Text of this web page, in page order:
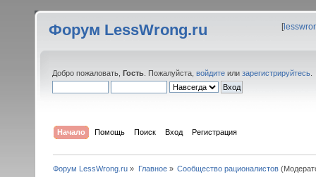
Форум LessWrong.ru [
Добро пожаловать, Гость . Пожалуйста, войдите или зарегистрируйтесь
Начало Помощь Поиск Вход Регистрация
Форум LessWrong.ru » Главное» Сообщество рационалистов